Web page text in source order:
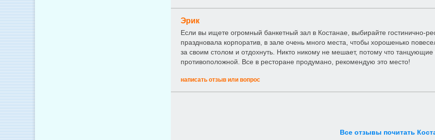
Эрик
Если вы ищете огромный банкетный зал в Костанае, выбирайте гостинично-
праздновала корпоратив, в зале очень много места, чтобы хорошенько
за своим столом и отдохнуть. Никто никому не мешает, потому что
противоположной. Все в ресторане продумано, рекомендую это место!
написать отзыв или вопрос
Все отзывы почитать